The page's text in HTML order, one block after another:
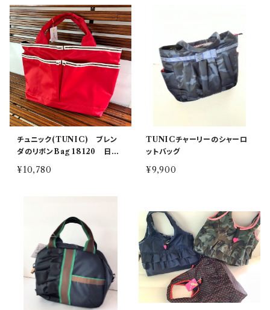
チュニック(TUNIC) ブレン
ダのリボンBag 18120 日本
製
¥10,780
TUNICチャーリーのシャーロ
ットバッグ
¥9,900